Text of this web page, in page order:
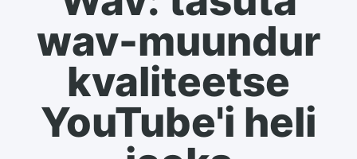
wav-muundur
kvaliteetse
YouTube'i heli